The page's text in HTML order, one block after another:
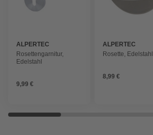
ALPERTEC
Rosettengarnitur,
Edelstahl
9,99 €
ALPERTEC
Rosette, Edelstahl
8,99 €